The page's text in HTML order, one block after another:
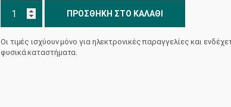
Λημνιό
Κτήμα
ποσότητα
ΠΡΟΣΘΉΚΗ ΣΤΟ ΚΑΛΆΘΙ
Οι τιμές ισχύουν μόνο για ηλεκτρονικές παραγγελίες και
φυσικά καταστήματα.